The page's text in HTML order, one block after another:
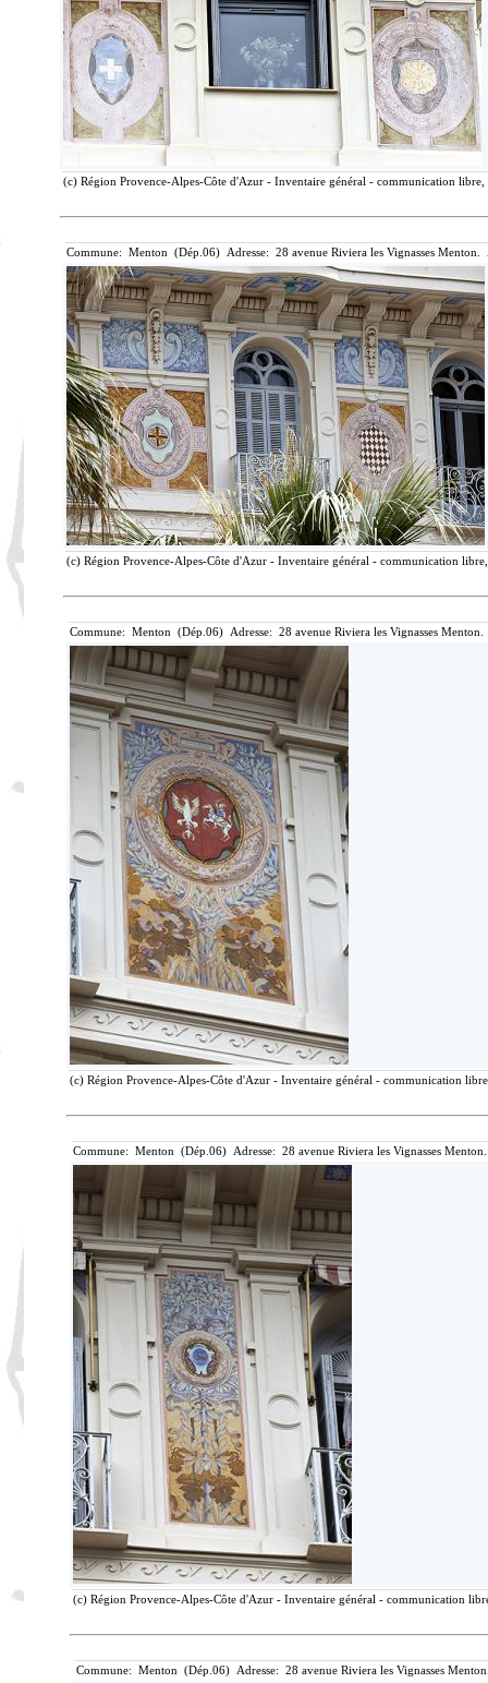
(c) Région Provence-Alpes-Côte d'Azur - Inventaire général - communication
Commune: Menton (Dép.06) Adresse: 28 avenue Riviera les Vignasses
(c) Région Provence-Alpes-Côte d'Azur - Inventaire général - communication
Commune: Menton (Dép.06) Adresse: 28 avenue Riviera les Vignasses
(c) Région Provence-Alpes-Côte d'Azur - Inventaire général - communication
Commune: Menton (Dép.06) Adresse: 28 avenue Riviera les Vignasses
(c) Région Provence-Alpes-Côte d'Azur - Inventaire général - communication
Commune: Menton (Dép.06) Adresse: 28 avenue Riviera les Vignasses